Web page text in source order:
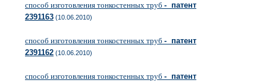
способ изготовления тонкостенных труб - патент
2391163 (10.06.2010)
способ изготовления тонкостенных труб - патент
2391162 (10.06.2010)
способ изготовления тонкостенных труб - патент